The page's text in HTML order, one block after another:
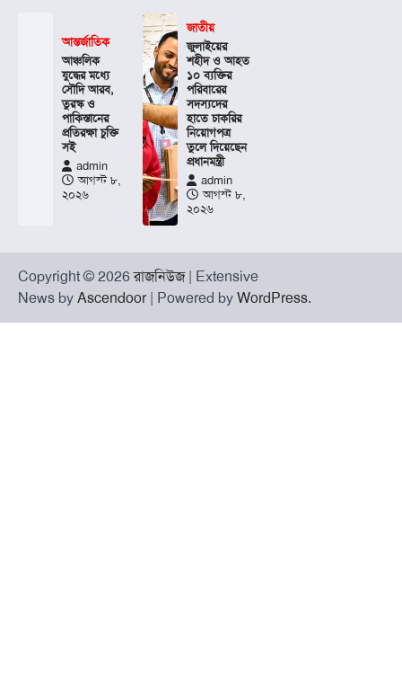
আন্তর্জাতিক
আঞ্চলিক
যুদ্ধের মধ্যে
সৌদি আরব,
তুরস্ক ও
পাকিস্তানের
প্রতিরক্ষা চুক্তি
সই
admin
আগস্ট ৮,
২০২৬
জাতীয়
জুলাইয়ের
শহীদ ও আহত
১০ ব্যক্তির
পরিবারের
সদস্যদের
হাতে চাকরির
নিয়োগপত্র
তুলে দিয়েছেন
প্রধানমন্ত্রী
admin
আগস্ট ৮,
২০২৬
Copyright © 2026রাজনিউজ| Extensive
News by Ascendoor| Powered by WordPress.